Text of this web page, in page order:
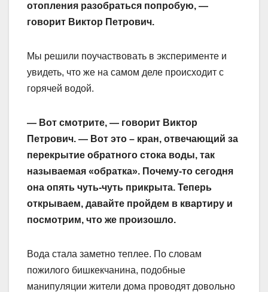
отопления разобраться попробую, —
говорит Виктор Петрович.
Мы решили поучаствовать в эксперименте и
увидеть, что же на самом деле происходит с
горячей водой.
— Вот смотрите, — говорит Виктор
Петрович. — Вот это – кран, отвечающий за
перекрытие обратного стока воды, так
называемая «обратка». Почему-то сегодня
она опять чуть-чуть прикрыта. Теперь
открываем, давайте пройдем в квартиру и
посмотрим, что же произошло.
Вода стала заметно теплее. По словам
пожилого бишкекчанина, подобные
манипуляции жители дома проводят довольно